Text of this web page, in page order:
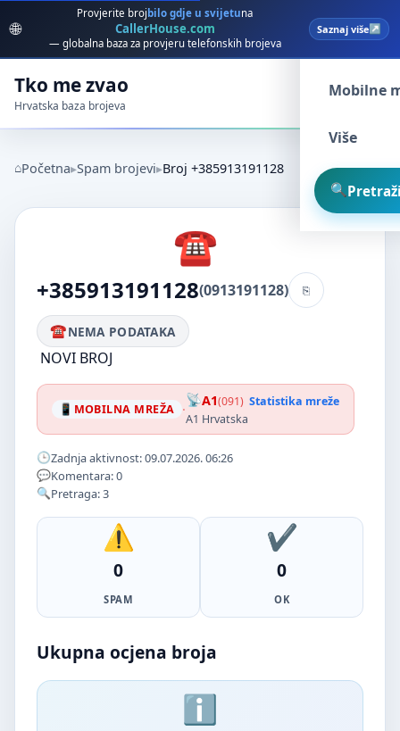
🌐
Provjerite broj bilo gdje u svijetuna
CallerHouse.com
— globalna baza za provjeru telefonskih brojeva
Saznaj više
Tko me zvao
Hrvatska baza brojeva
Spam
Mobilne
Više
Početna Spam brojevi Broj +385913191128
+385913191128(0913191128)
NEMA PODATAKA
NOVI BROJ
MOBILNA MREŽA · A1(091) Statistika mreže
A1 Hrvatska
Zadnja aktivnost: 09.07.2026. 06:26
Komentara: 0
Pretraga: 3
0
SPAM
0
OK
Ukupna ocjena broja